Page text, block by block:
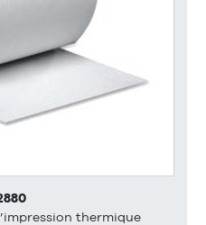
thermique